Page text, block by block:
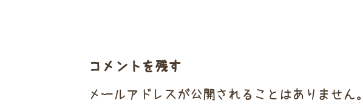
コメントを残す
メールアドレスが公開されることはありません。